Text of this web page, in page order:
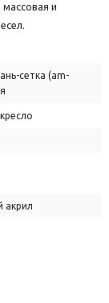
и
сетка (am-
акрил